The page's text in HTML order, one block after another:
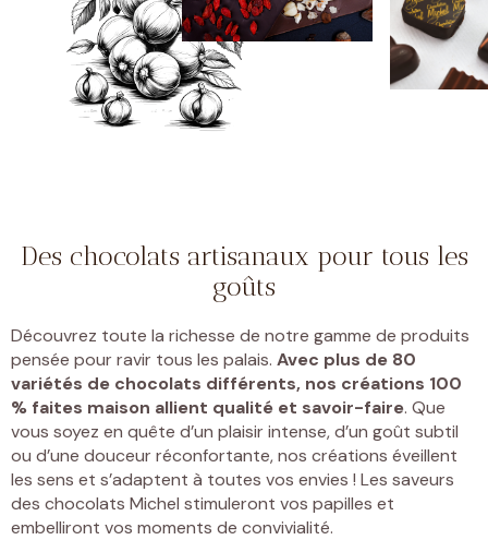
Des chocolats artisanaux pour tous les
goûts
Découvrez toute la richesse de notre gamme de produits
pensée pour ravir tous les palais. Avec plus de 80
variétés de chocolats différents, nos créations 100
% faites maison allient qualité et savoir-faire. Que
vous soyez en quête d’un plaisir intense, d’un goût subtil
ou d’une douceur réconfortante, nos créations éveillent
les sens et s’adaptent à toutes vos envies ! Les saveurs
des chocolats Michel stimuleront vos papilles et
embelliront vos moments de convivialité.